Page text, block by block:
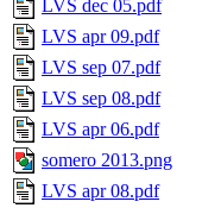
LVS dec 05.pdf
LVS apr 09.pdf
LVS sep 07.pdf
LVS sep 08.pdf
LVS apr 06.pdf
somero 2013.png
LVS apr 08.pdf